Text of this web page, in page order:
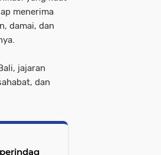
menerima
damai, dan
jajaran
dan